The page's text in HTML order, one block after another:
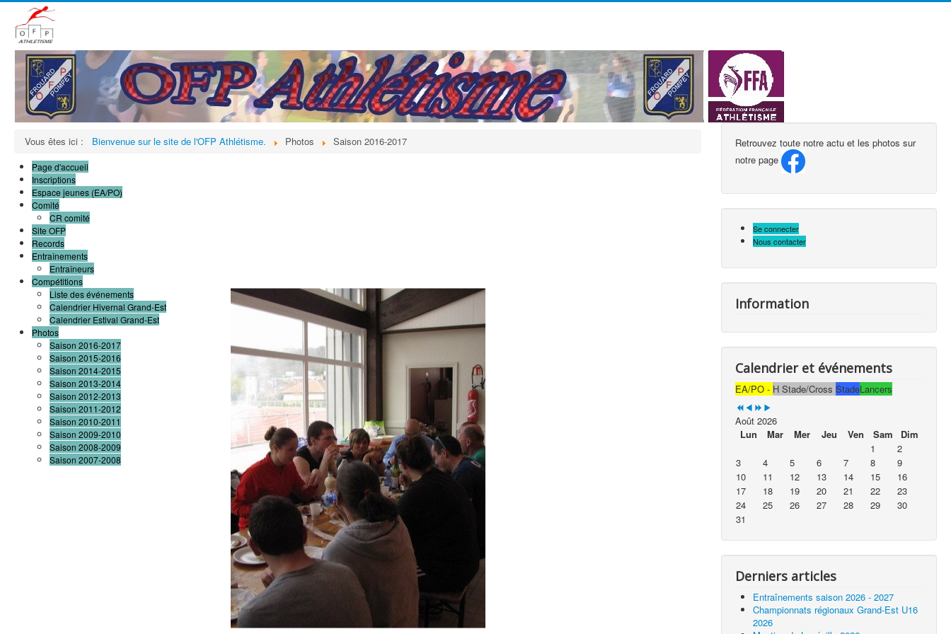
Vous êtes ici : Bienvenue sur le site de l'OFP Athlétisme. Photos Saison 2016-2017
Page d'accueil
Inscriptions
Espace jeunes (EA/PO)
Comité
CR comité
Site OFP
Records
Entraînements
Entraîneurs
Compétitions
Liste des événements
Calendrier Hivernal Grand-Est
Calendrier Estival Grand-Est
Photos
Saison 2016-2017
Saison 2015-2016
Saison 2014-2015
Saison 2013-2014
Saison 2012-2013
Saison 2011-2012
Saison 2010-2011
Saison 2009-2010
Saison 2008-2009
Saison 2007-2008
Retrouvez toute notre actu et les photos sur
notre page
Se connecter
Nous contacter
Information
Calendrier et événements
EA/PO - H Stade/Cross StadeLancers
Août 2026
Lun
Mar Mer Jeu Ven Sam
Dim
1
2
3
4 5 6 7 8
9
10
11 12 13 14 15
16
17
18 19 20 21 22
23
24
25 26 27 28 29
30
31
Derniers articles
Entraînements saison 2026 - 2027
Championnats régionaux Grand-Est U16
2026